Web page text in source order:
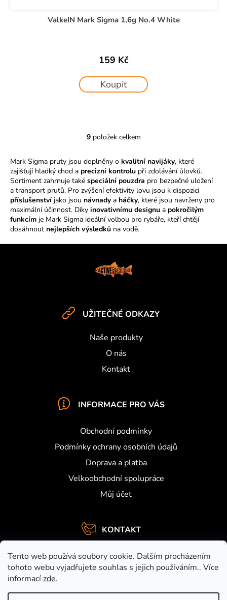
Tento web používá soubory cookie. Dalším procházením
tohoto webu vyjadřujete souhlas s jejich používáním.. Více
informacízde.
ValkeIN Mark Sigma 1,6g No.4 White
159 Kč
Koupit
O
l
á
d
a
c
í
p
r
k
y
p
i
u
9položek celkem
Mark Sigma pruty jsou doplněny o kvalitní navijáky, které
zajišťují hladký chod a precizní kontrolu při zdolávání úlovků.
Sortiment zahrnuje také speciální pouzdra pro bezpečné uložení
a transport prutů. Pro zvýšení efektivity lovu jsou k dispozici
příslušenství jako jsou návnady a háčky, které jsou navrženy pro
maximální účinnost. Díky inovativnímu designu a pokročilým
funkcím je Mark Sigma ideální volbou pro rybáře, kteří chtějí
dosáhnout nejlepších výsledků na vodě.
UŽITEČNÉ ODKAZY
Naše produkty
O nás
Kontakt
INFORMACE PRO VÁS
Obchodní podmínky
Podmínky ochrany osobních údajů
Doprava a platba
Velkoobchodní spolupráce
Můj účet
KONTAKT
+420734459948
https://www.facebook.com/activefishing.cz
activefishingshop